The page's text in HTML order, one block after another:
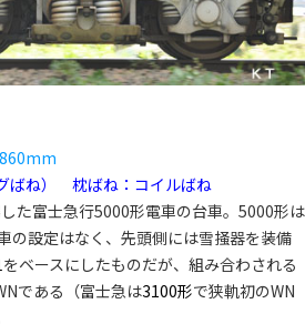
ばね） 枕ばね：コイルばね
た富士急行5000形電車の台車。5000形は
の設定はなく、先頭側には雪掻器を装備
をベースにしたものだが、組み合わされる
である（富士急は3100形で狭軌初のWN